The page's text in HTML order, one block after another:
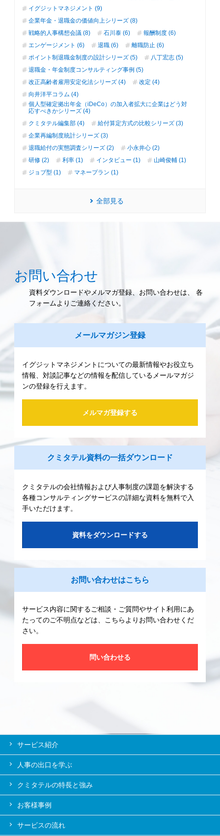
イグジットマネジメント (9)
企業年金・退職金の価値向上シリーズ (8)
戦略的人事構想会議 (8)
石川泰 (6)
報酬制度 (6)
エンゲージメント (6)
退職 (6)
離職防止 (6)
ポイント制退職金制度の設計シリーズ (5)
八丁宏志 (5)
退職金・年金制度コンサルティング事例 (5)
改正高齢者雇用安定化法シリーズ (4)
改定 (4)
向井洋平コラム (4)
個人型確定拠出年金（iDeCo）の加入者拡大に企業はどう対
応すべきかシリーズ (4)
クミタテル編集部 (4)
給付算定方式の比較シリーズ (3)
企業再編制度統計シリーズ (3)
退職給付の実態調査シリーズ (2)
小永井心 (2)
研修 (2)
利率 (1) インタビュー (1)
山崎俊輔 (1)
ジョブ型 (1)
マネープラン (1)
全部見る
お問い合わせ
資料ダウンロードやメルマガ登録、お問い合わせは、 各
フォームよりご連絡ください。
メールマガジン登録
イグジットマネジメントについての最新情報やお役立ち
情報、対談記事などの情報を配信しているメールマガジ
ンの登録を行えます。
メルマガ登録する
クミタテル資料の一括ダウンロード
クミタテルの会社情報および人事制度の課題を解決する
各種コンサルティングサービスの詳細な資料を無料で入
手いただけます。
資料をダウンロードする
お問い合わせはこちら
サービス内容に関するご相談・ご質問やサイト利用にあ
たってのご不明点などは、こちらよりお問い合わせくだ
さい。
問い合わせる
サービス紹介
人事の出口を学ぶ
クミタテルの特長と強み
お客様事例
サービスの流れ